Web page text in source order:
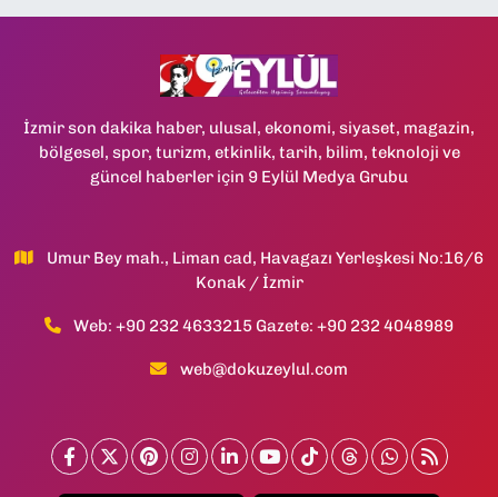
İzmir son dakika haber, ulusal, ekonomi, siyaset, magazin,
bölgesel, spor, turizm, etkinlik, tarih, bilim, teknoloji ve
güncel haberler için 9 Eylül Medya Grubu
Umur Bey mah., Liman cad, Havagazı Yerleşkesi No:16/6
Konak / İzmir
Web: +90 232 4633215 Gazete: +90 232 4048989
web@dokuzeylul.com